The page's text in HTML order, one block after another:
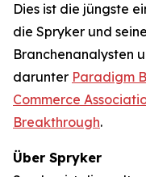
Dies ist die jüngste
die Spryker und
Branchenanalysten
darunter Paradigm
Commerce
Breakthrough.
Über Spryker